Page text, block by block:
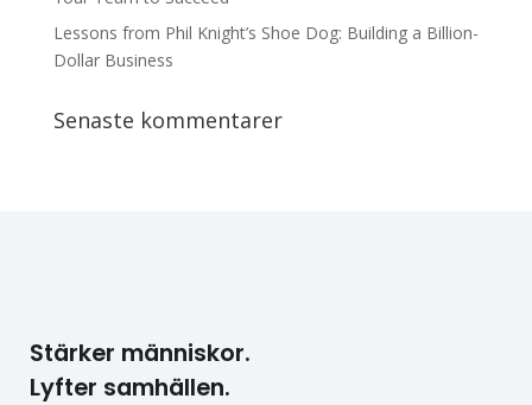
Lessons from Phil Knight’s Shoe Dog: Building a Billion-
Dollar Business
Senaste kommentarer
Stärker människor.
Lyfter samhällen.